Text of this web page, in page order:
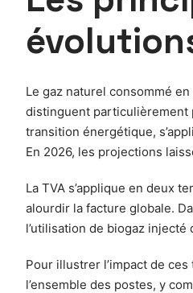
Le gaz naturel consommé
distinguent particulièrement
transition énergétique,
En 2026, les projections
La TVA s’applique en deux
alourdir la facture globale.
l’utilisation de biogaz injecté
Pour illustrer l’impact de
l’ensemble des postes, y